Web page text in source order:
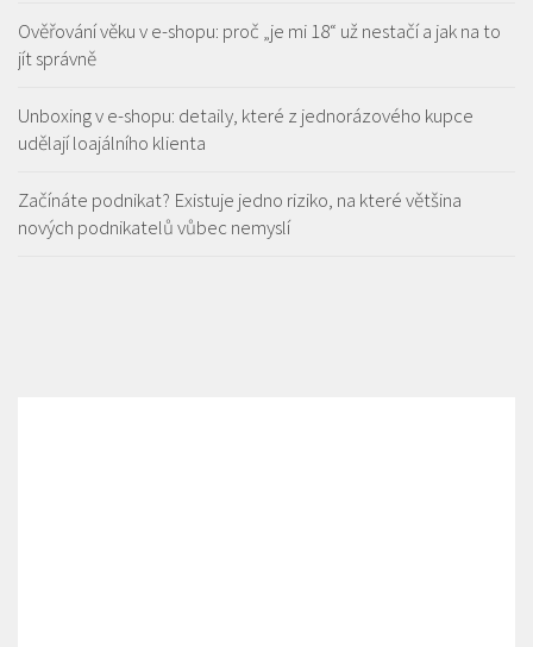
Ověřování věku v e-shopu: proč „je mi 18“ už nestačí a jak na to
jít správně
Unboxing v e-shopu: detaily, které z jednorázového kupce
udělají loajálního klienta
Začínáte podnikat? Existuje jedno riziko, na které většina
nových podnikatelů vůbec nemyslí